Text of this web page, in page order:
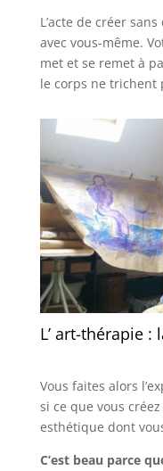
L’acte de créer
avec vous-même.
met et se remet à
le corps ne trichent
L’ art-thérapie :
Vous faites alors
si ce que vous
esthétique dont
C’est beau parce